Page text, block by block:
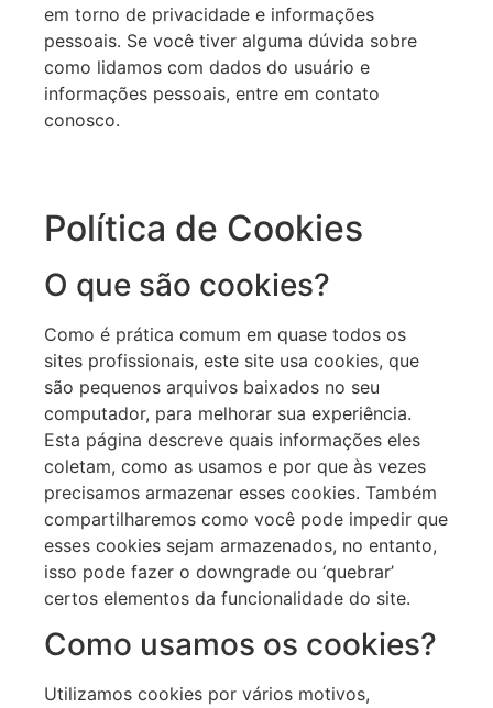
em torno de privacidade e informações
pessoais. Se você tiver alguma dúvida sobre
como lidamos com dados do usuário e
informações pessoais, entre em contato
conosco.
Política de Cookies
O que são cookies?
Como é prática comum em quase todos os
sites profissionais, este site usa cookies, que
são pequenos arquivos baixados no seu
computador, para melhorar sua experiência.
Esta página descreve quais informações eles
coletam, como as usamos e por que às vezes
precisamos armazenar esses cookies. Também
compartilharemos como você pode impedir que
esses cookies sejam armazenados, no entanto,
isso pode fazer o downgrade ou ‘quebrar’
certos elementos da funcionalidade do site.
Como usamos os cookies?
Utilizamos cookies por vários motivos,